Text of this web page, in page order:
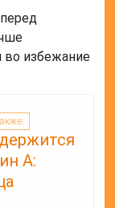
во избежание
А: